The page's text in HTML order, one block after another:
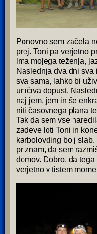
Ponovno sem začela
prej. Toni pa verjetno
ima mojega teženja,
Naslednja dva dni sva
sva sama, lahko bi
uničiva dopust.
naj jem, jem in še
niti časovnega plana
Tak da sem vse
zadeve loti Toni in
karbolovding bolj
priznam, da sem
domov. Dobro, da
verjetno v tistem